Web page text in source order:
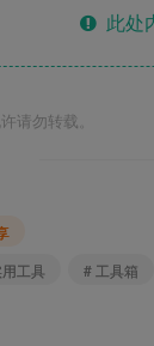
此处
请勿转载。
工具 # 工具箱